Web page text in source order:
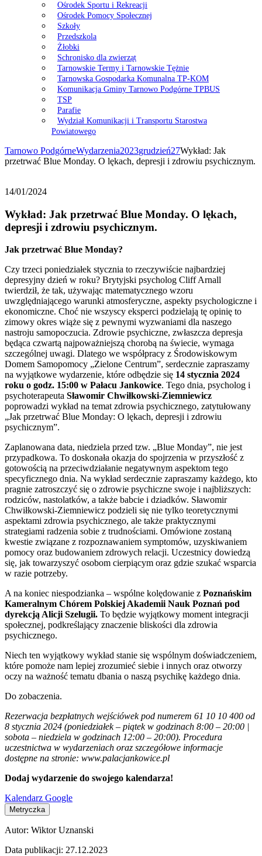
Ośrodek Sportu i Rekreacji
Ośrodek Pomocy Społecznej
Szkoły
Przedszkola
Żłobki
Schronisko dla zwierząt
Tarnowskie Termy i Tarnowskie Tężnie
Tarnowska Gospodarka Komunalna TP-KOM
Komunikacja Gminy Tarnowo Podgórne TPBUS
TSP
Parafie
Wydział Komunikacji i Transportu Starostwa
Powiatowego
Tarnowo PodgórneWydarzenia2023grudzień27Wykład: Jak
przetrwać Blue Monday. O lękach, depresji i zdrowiu psychicznym.
14/01/2024
Wykład: Jak przetrwać Blue Monday. O lękach,
depresji i zdrowiu psychicznym.
Jak przetrwać Blue Monday?
Czy trzeci poniedziałek stycznia to rzeczywiście najbardziej
depresyjny dzień w roku? Brytyjski psycholog Cliff Arnall
twierdził, że tak, używając matematycznego wzoru
uwzględniającego warunki atmosferyczne, aspekty psychologiczne i
ekonomiczne. Choć nie wszyscy eksperci podzielają tę opinię to
zimowy okres wiąże się z pewnymi wyzwaniami dla naszego
nastroju samopoczucia. Zdrowie psychiczne, zwłaszcza depresja
będąca czwartą najpoważniejszą chorobą na świecie, wymaga
szczególnej uwagi. Dlatego we współpracy z Środowiskowym
Domem Samopomocy „Zielone Centrum”, serdecznie zapraszamy
na wyjątkowe wydarzenie, które odbędzie się 14 stycznia 2024
roku o godz. 15:00 w Pałacu Jankowice. Tego dnia, psycholog i
psychoterapeuta Sławomir Chwiłkowski-Ziemniewicz
poprowadzi wykład na temat zdrowia psychicznego, zatytułowany
„Jak przetrwać Blue Monday: O lękach, depresji i zdrowiu
psychicznym”.
Zaplanowana data, niedziela przed tzw. „Blue Monday”, nie jest
przypadkowa. To doskonała okazja do spojrzenia w przyszłość z
gotowością na przeciwdziałanie negatywnym aspektom tego
specyficznego dnia. Na wykład serdecznie zapraszamy każdego, kto
pragnie zatroszczyć się o zdrowie psychiczne swoje i najbliższych:
rodziców, nastolatków, a także babcie i dziadków. Sławomir
Chwiłkowski-Ziemniewicz podzieli się nie tylko teoretycznymi
aspektami zdrowia psychicznego, ale także praktycznymi
strategiami radzenia sobie z trudnościami. Omówione zostaną
kwestie związane z rozpoznawaniem symptomów, uzyskiwaniem
pomocy oraz budowaniem zdrowych relacji. Uczestnicy dowiedzą
się, jak towarzyszyć osobom cierpiącym oraz gdzie szukać wsparcia
w razie potrzeby.
A na koniec niespodzianka – wspólne kolędowanie z Poznańskim
Kameralnym Chórem Polskiej Akademii Nauk Poznań pod
dyrekcją Alicji Szelugii. To będzie wyjątkowy moment integracji
społecznej, podkreślający znaczenie bliskości dla zdrowia
psychicznego.
Niech ten wyjątkowy wykład stanie się wspólnym doświadczeniem,
które pomoże nam lepiej zrozumieć siebie i innych oraz otworzy
oczy na ważność tematu dbania o naszą psychikę każdego dnia.
Do zobaczenia.
Rezerwacja bezpłatnych wejściówek pod numerem 61 10 10 400 od
8 stycznia 2024 (poniedziałek – piątek w godzinach 8:00 – 20:00 |
sobota – niedziela w godzinach 12:00 – 20:00). Procedura
uczestnictwa w wydarzeniach oraz szczegółowe informacje
dostępne na stronie: www.palacjankowice.pl
Dodaj wydarzenie do swojego kalendarza!
Kalendarz Google
Metryczka
Autor: Wiktor Uznanski
Data publikacji: 27.12.2023